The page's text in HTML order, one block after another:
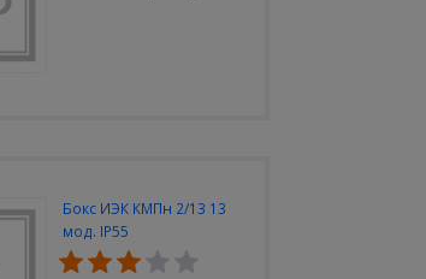
Бокс ИЭК КМПн 2/13 13
мод. IP55